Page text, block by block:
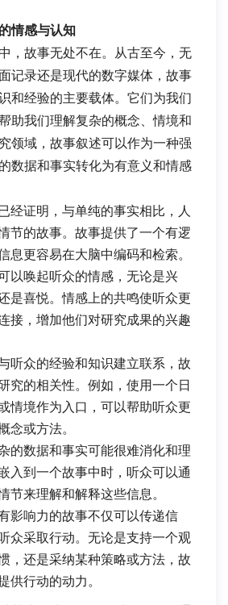
情感与认知
，故事无处不在。从古至今，无
记录还是现代的数字媒体，故事
和经验的主要载体。它们为我们
助我们理解复杂的概念、情境和
领域，故事叙述可以作为一种强
数据和事实转化为有意义和情感
经证明，与单纯的事实相比，人
节的故事。故事提供了一个有逻
息更容易在大脑中编码和检索。
以唤起听众的情感，无论是兴
是喜悦。情感上的共鸣使听众更
接，增加他们对研究成果的兴趣
听众的经验和知识建立联系，故
究的相关性。例如，使用一个日
情境作为入口，可以帮助听众更
念或方法。
的数据和事实可能很难消化和理
入到一个故事中时，听众可以通
节来理解和解释这些信息。
影响力的故事不仅可以传递信
众采取行动。无论是支持一个观
，还是采纳某种策略或方法，故
供行动的动力。